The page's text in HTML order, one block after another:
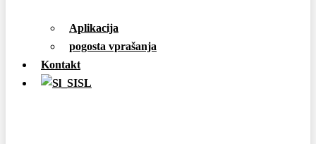
Aplikacija
pogosta vprašanja
Kontakt
SL